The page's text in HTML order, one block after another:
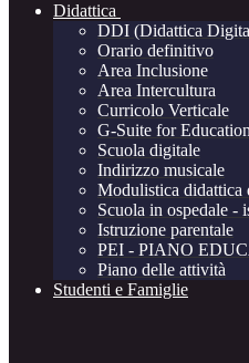
Didattica
DDI (Didattica
Orario definitivo
Area Inclusione
Area Intercultura
Curricolo Verticale
G-Suite for Education
Scuola digitale
Indirizzo musicale
Modulistica didattica
Scuola in ospedale -
Istruzione parentale
PEI - PIANO
Piano delle attività
Studenti e Famiglie